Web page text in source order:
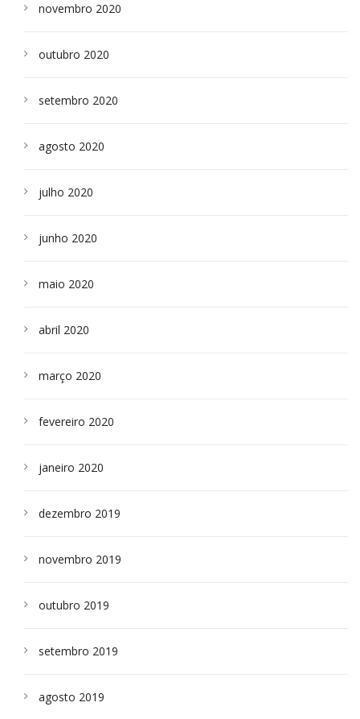
novembro 2020
outubro 2020
setembro 2020
agosto 2020
julho 2020
junho 2020
maio 2020
abril 2020
março 2020
fevereiro 2020
janeiro 2020
dezembro 2019
novembro 2019
outubro 2019
setembro 2019
agosto 2019